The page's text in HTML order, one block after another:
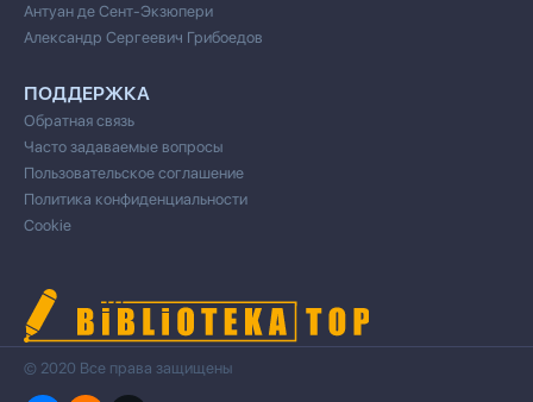
Антуан де Сент-Экзюпери
Александр Сергеевич Грибоедов
ПОДДЕРЖКА
Обратная связь
Часто задаваемые вопросы
Пользовательское соглашение
Политика конфиденциальности
Cookie
© 2020 Все права защищены